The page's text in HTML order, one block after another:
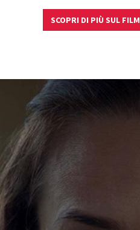
SCOPRI DI PIÙ SUL FILM